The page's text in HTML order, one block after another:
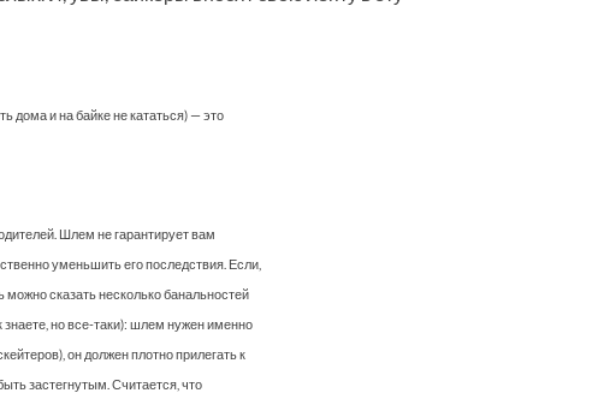
дома и на байке не кататься) — это
Шлем не гарантирует вам
уменьшить его последствия. Если,
можно сказать несколько банальностей
но все-таки): шлем нужен именно
он должен плотно прилегать к
застегнутым. Считается, что